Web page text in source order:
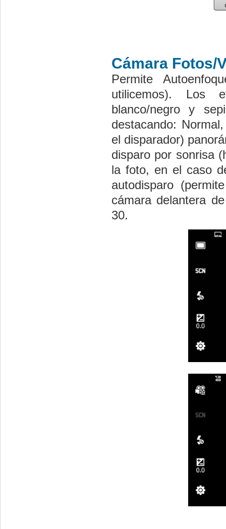
Cámara Fotos/
Permite
utilicemos). Los
blanco/negro y
destacando:
el disparador)
disparo por sonrisa
la foto, en el caso
autodisparo
cámara delantera
30.